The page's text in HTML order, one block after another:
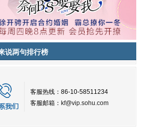
说两句排行榜
客服热线：86-10-58511234
客服邮箱： kf@vip.sohu.com